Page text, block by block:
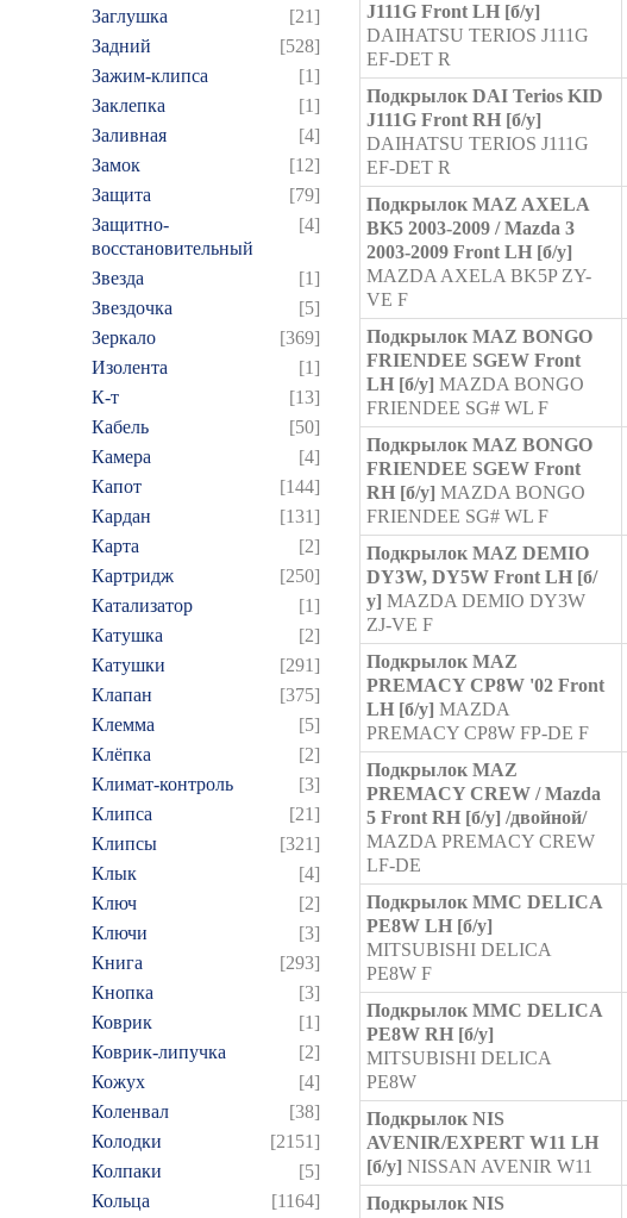
Заглушка
[21]
Задний
[528]
Зажим-клипса
[1]
Заклепка
[1]
Заливная
[4]
Замок
[12]
Защита
[79]
Защитно-
восстановительный
[4]
Звезда
[1]
Звездочка
[5]
Зеркало
[369]
Изолента
[1]
К-т
[13]
Кабель
[50]
Камера
[4]
Капот
[144]
Кардан
[131]
Карта
[2]
Картридж
[250]
Катализатор
[1]
Катушка
[2]
Катушки
[291]
Клапан
[375]
Клемма
[5]
Клёпка
[2]
Климат-контроль
[3]
Клипса
[21]
Клипсы
[321]
Клык
[4]
Ключ
[2]
Ключи
[3]
Книга
[293]
Кнопка
[3]
Коврик
[1]
Коврик-липучка
[2]
Кожух
[4]
Коленвал
[38]
Колодки
[2151]
Колпаки
[5]
Кольца
[1164]
J111G Front LH [б/у]
DAIHATSU TERIOS J111G
EF-DET R
Подкрылок DAI Terios KID
J111G Front RH [б/у]
DAIHATSU TERIOS J111G
EF-DET R
Подкрылок MAZ AXELA
BK5 2003-2009 / Mazda 3
2003-2009 Front LH [б/у]
MAZDA AXELA BK5P ZY-
VE F
Подкрылок MAZ BONGO
FRIENDEE SGEW Front
LH [б/у] MAZDA BONGO
FRIENDEE SG# WL F
Подкрылок MAZ BONGO
FRIENDEE SGEW Front
RH [б/у] MAZDA BONGO
FRIENDEE SG# WL F
Подкрылок MAZ DEMIO
DY3W, DY5W Front LH [б/
у] MAZDA DEMIO DY3W
ZJ-VE F
Подкрылок MAZ
PREMACY CP8W '02 Front
LH [б/у] MAZDA
PREMACY CP8W FP-DE F
Подкрылок MAZ
PREMACY CREW / Mazda
5 Front RH [б/у] /двойной/
MAZDA PREMACY CREW
LF-DE
Подкрылок MMC DELICA
PE8W LH [б/у]
MITSUBISHI DELICA
PE8W F
Подкрылок MMC DELICA
PE8W RH [б/у]
MITSUBISHI DELICA
PE8W
Подкрылок NIS
AVENIR/EXPERT W11 LH
[б/у] NISSAN AVENIR W11
Подкрылок NIS